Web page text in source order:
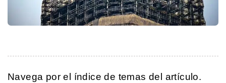
Navega por el índice de temas del artículo.